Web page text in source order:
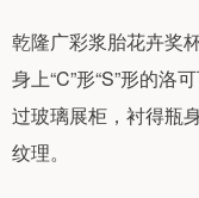
乾隆广彩浆胎花卉奖
身上“C”形“S”形的洛
过玻璃展柜，衬得瓶
纹理。